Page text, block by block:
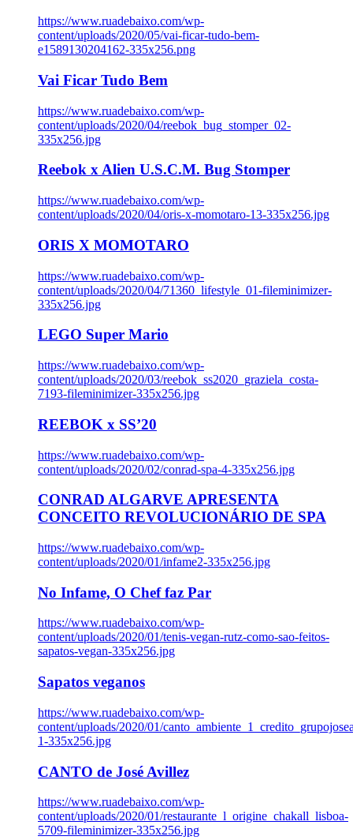
https://www.ruadebaixo.com/wp-
content/uploads/2020/05/vai-ficar-tudo-bem-
e1589130204162-335x256.png
Vai Ficar Tudo Bem
https://www.ruadebaixo.com/wp-
content/uploads/2020/04/reebok_bug_stomper_02-
335x256.jpg
Reebok x Alien U.S.C.M. Bug Stomper
https://www.ruadebaixo.com/wp-
content/uploads/2020/04/oris-x-momotaro-13-335x256.jpg
ORIS X MOMOTARO
https://www.ruadebaixo.com/wp-
content/uploads/2020/04/71360_lifestyle_01-fileminimizer-
335x256.jpg
LEGO Super Mario
https://www.ruadebaixo.com/wp-
content/uploads/2020/03/reebok_ss2020_graziela_costa-
7193-fileminimizer-335x256.jpg
REEBOK x SS’20
https://www.ruadebaixo.com/wp-
content/uploads/2020/02/conrad-spa-4-335x256.jpg
CONRAD ALGARVE APRESENTA
CONCEITO REVOLUCIONÁRIO DE SPA
https://www.ruadebaixo.com/wp-
content/uploads/2020/01/infame2-335x256.jpg
No Infame, O Chef faz Par
https://www.ruadebaixo.com/wp-
content/uploads/2020/01/tenis-vegan-rutz-como-sao-feitos-
sapatos-vegan-335x256.jpg
Sapatos veganos
https://www.ruadebaixo.com/wp-
content/uploads/2020/01/
1-335x256.jpg
CANTO de José Avillez
https://www.ruadebaixo.com/wp-
content/uploads/2020/01/restaurante_l_origine_chakall_lisboa-
5709-fileminimizer-335x256.jpg